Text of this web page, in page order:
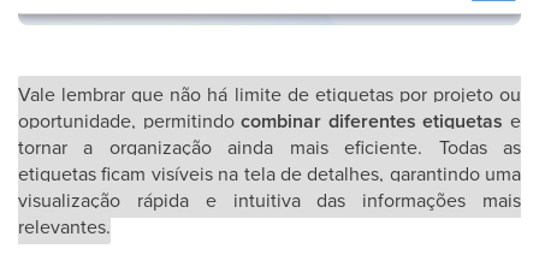
Vale lembrar que não há limite de etiquetas por projeto ou
oportunidade, permitindocombinar diferentes etiquetase
tornar a organização ainda mais eficiente. Todas as
etiquetas ficam visíveis na tela de detalhes, garantindo uma
visualização rápida e intuitiva das informações mais
relevantes.